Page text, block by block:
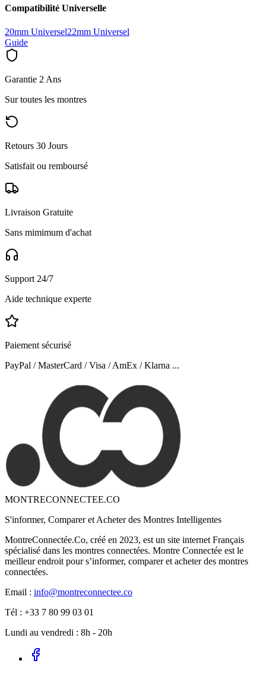
Compatibilité Universelle
20mm Universel22mm Universel
Guide
Garantie 2 Ans
Sur toutes les montres
Retours 30 Jours
Satisfait ou remboursé
Livraison Gratuite
Sans mimimum d'achat
Support 24/7
Aide technique experte
Paiement sécurisé
PayPal / MasterCard / Visa / AmEx / Klarna ...
MONTRECONNECTEE.CO
S'informer, Comparer et Acheter des Montres Intelligentes
MontreConnectée.Co, créé en 2023, est un site internet Français
spécialisé dans les montres connectées. Montre Connectée est le
meilleur endroit pour s’informer, comparer et acheter des montres
connectées.
Email : info@montreconnectee.co
Tél : +33 7 80 99 03 01
Lundi au vendredi : 8h - 20h